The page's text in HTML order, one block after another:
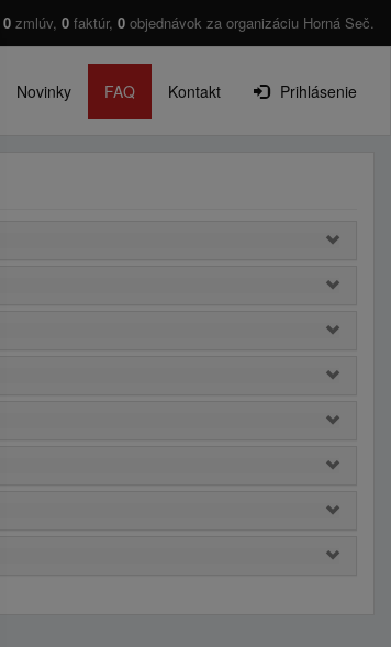
0 zmlúv, 0 faktúr, 0 objednávok za organizáciu Horná Seč.
Novinky FAQ Kontakt Prihlásenie